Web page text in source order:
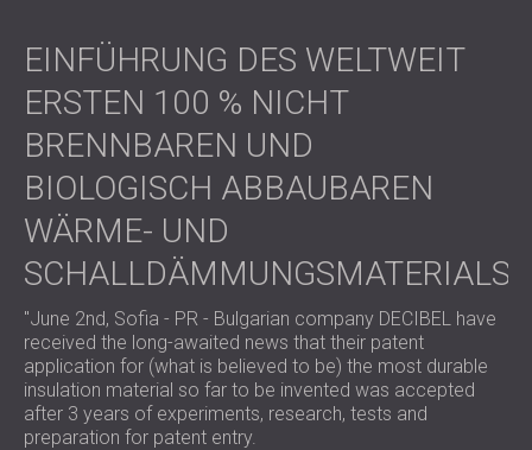
EINFÜHRUNG DES WELTWEIT
ERSTEN 100 % NICHT
BRENNBAREN UND
BIOLOGISCH ABBAUBAREN
WÄRME- UND
SCHALLDÄMMUNGSMATERIALS
"June 2nd, Sofia - PR - Bulgarian company DECIBEL have
received the long-awaited news that their patent
application for (what is believed to be) the most durable
insulation material so far to be invented was accepted
after 3 years of experiments, research, tests and
preparation for patent entry.